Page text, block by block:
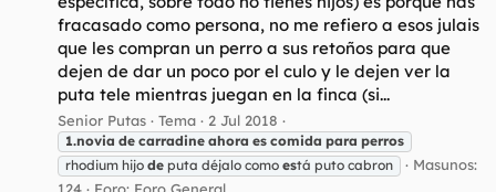
fracasado como persona, no me refiero a esos julais
que les compran un perro a sus retoños para que
dejen de dar un poco por el culo y le dejen ver la
puta tele mientras juegan en la finca (si...
Senior Putas Tema 2 Jul 2018
1.novia de carradine ahora es comida para perros
rhodium hijo de puta déjalo como está puto cabron
Masunos: